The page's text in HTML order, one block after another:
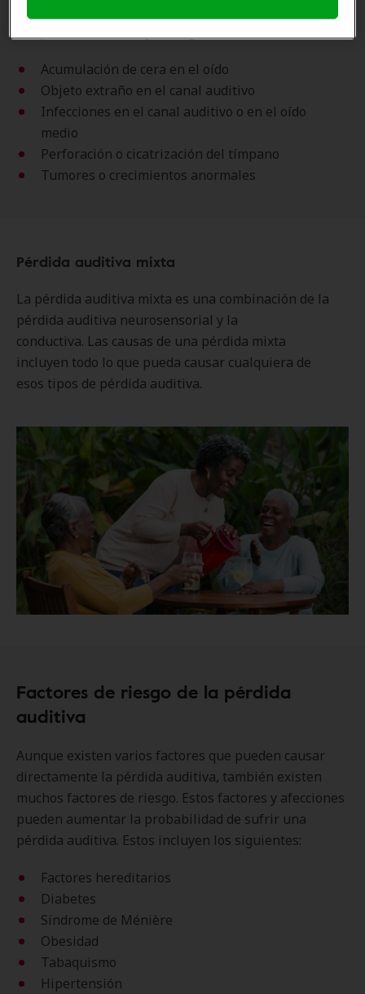
Acumulación de cera en el oído
Objeto extraño en el canal auditivo
Infecciones en el canal auditivo o en el oído
medio
Perforación o cicatrización del tímpano
Tumores o crecimientos anormales
Pérdida auditiva mixta
La pérdida auditiva mixta es una combinación de la
pérdida auditiva neurosensorial y la
conductiva. Las causas de una pérdida mixta
incluyen todo lo que pueda causar cualquiera de
esos tipos de pérdida auditiva.
Factores de riesgo de la pérdida
auditiva
Aunque existen varios factores que pueden causar
directamente la pérdida auditiva, también existen
muchos factores de riesgo. Estos factores y afecciones
pueden aumentar la probabilidad de sufrir una
pérdida auditiva. Estos incluyen los siguientes:
Factores hereditarios
Diabetes
Síndrome de Ménière
Obesidad
Tabaquismo
Hipertensión